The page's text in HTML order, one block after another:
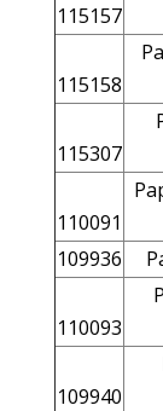
115157
115158
115307
110091
109936
110093
109940